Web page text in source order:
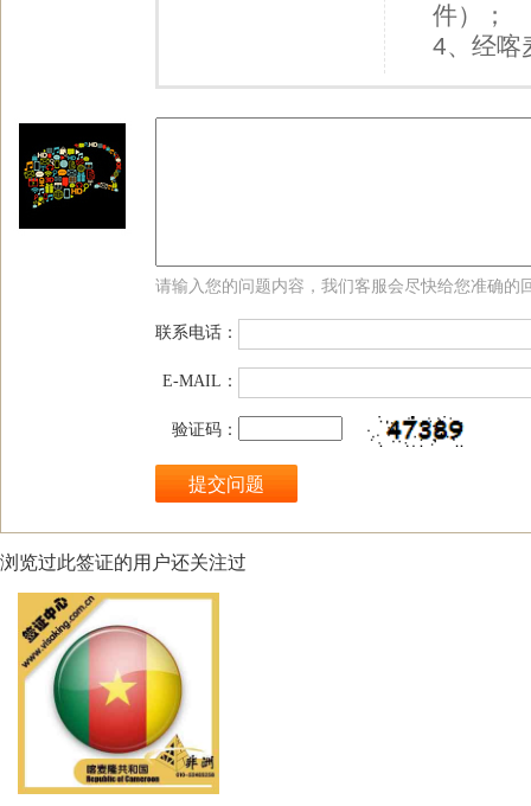
件）；
4、经喀
请输入您的问题内容，我们客服会尽快给您准确的
联系电话：
E-MAIL：
验证码：
浏览过此签证的用户还关注过